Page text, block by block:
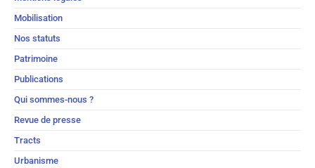
Mobilisation
Nos statuts
Patrimoine
Publications
Qui sommes-nous ?
Revue de presse
Tracts
Urbanisme